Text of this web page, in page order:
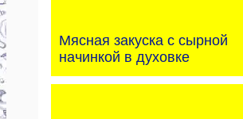
Мясная закуска с сырной
начинкой в духовке